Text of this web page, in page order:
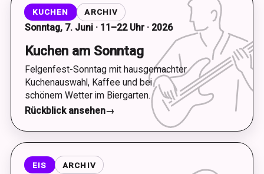
KUCHEN ARCHIV
Sonntag, 7. Juni · 11–22 Uhr · 2026
Kuchen am Sonntag
Felgenfest-Sonntag mit hausgemachter
Kuchenauswahl, Kaffee und bei
schönem Wetter im Biergarten.
Rückblick ansehen→
EIS ARCHIV